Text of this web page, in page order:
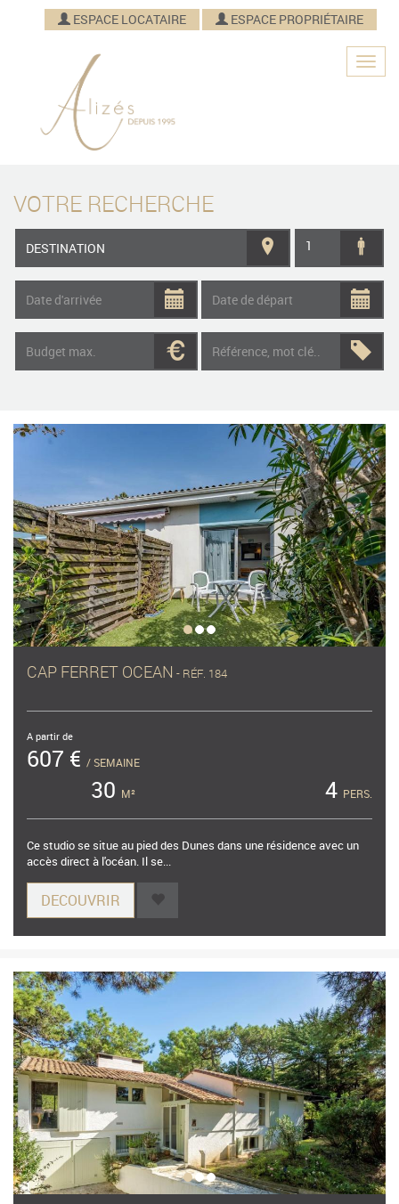
ESPACE LOCATAIRE ESPACE PROPRIÉTAIRE
VOTRE RECHERCHE
1
CAP FERRET OCEAN - RÉF. 184
A partir de
607 € / SEMAINE
30 M² 4 PERS.
Ce studio se situe au pied des Dunes dans une résidence avec un
accès direct à l'océan. Il se...
DECOUVRIR